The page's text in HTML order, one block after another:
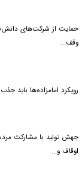
حمایت از شرکت‌های
وقف...
رویکرد امامزاده‌ها باید
جهش تولید با مشارکت
اوقاف و...